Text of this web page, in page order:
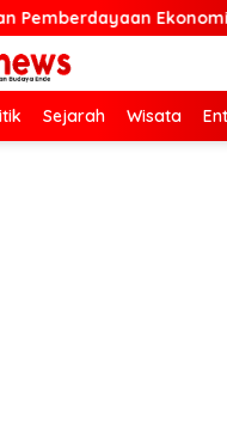
Lewat Penanaman
Sejarah Wisata